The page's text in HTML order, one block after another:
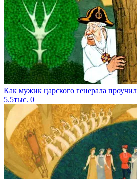
Как мужик царского генерала проучил
5.5тыс. 0